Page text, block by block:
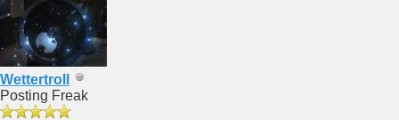
Wettertroll
Posting Freak